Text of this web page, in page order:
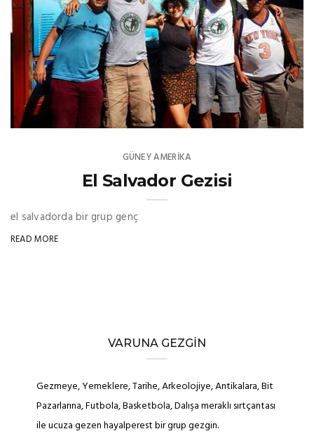
GÜNEY AMERIKA
El Salvador Gezisi
el salvadorda bir grup genç
READ MORE
VARUNA GEZGIN
Gezmeye, Yemeklere, Tarihe, Arkeolojiye, Antikalara, Bit
Pazarlarına, Futbola, Basketbola, Dalışa meraklı sırtçantası
ile ucuza gezen hayalperest bir grup gezgin.